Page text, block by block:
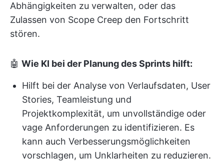
Abhängigkeiten zu verwalten, oder das
Zulassen von Scope Creep den Fortschritt
stören.
🤖 Wie KI bei der Planung des Sprints hilft:
Hilft bei der Analyse von Verlaufsdaten, User
Stories, Teamleistung und
Projektkomplexität, um unvollständige oder
vage Anforderungen zu identifizieren. Es
kann auch Verbesserungsmöglichkeiten
vorschlagen, um Unklarheiten zu reduzieren.